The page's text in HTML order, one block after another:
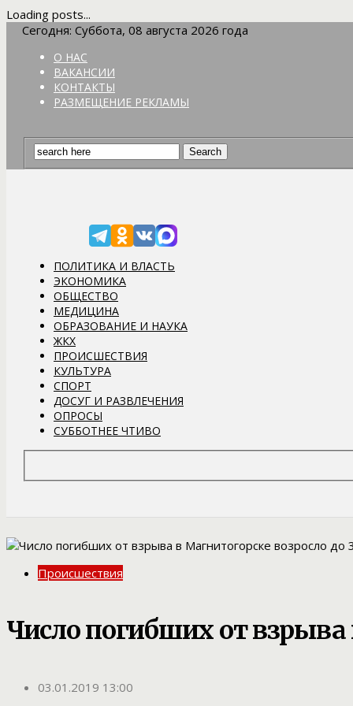
Loading posts...
Сегодня: Суббота, 08 августа 2026 года
О НАС
ВАКАНСИИ
КОНТАКТЫ
РАЗМЕЩЕНИЕ РЕКЛАМЫ
ПОЛИТИКА И ВЛАСТЬ
ЭКОНОМИКА
ОБЩЕСТВО
МЕДИЦИНА
ОБРАЗОВАНИЕ И НАУКА
ЖКХ
ПРОИСШЕСТВИЯ
КУЛЬТУРА
СПОРТ
ДОСУГ И РАЗВЛЕЧЕНИЯ
ОПРОСЫ
СУББОТНЕЕ ЧТИВО
Происшествия
Число погибших от взрыва
03.01.2019 13:00